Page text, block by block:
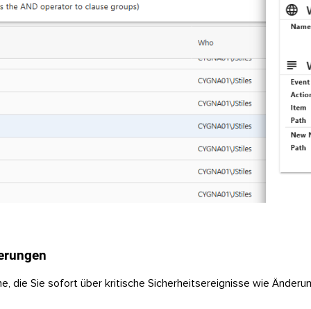
die Sie sofort über kritische Sicherheitsereignisse wie